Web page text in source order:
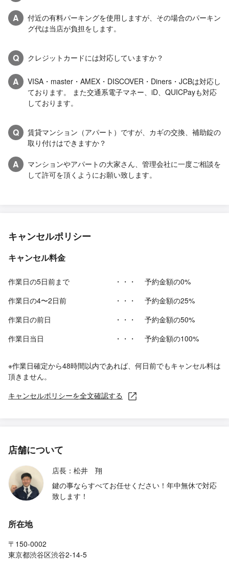
A
付近の有料パーキングを使用しますが、その場合のパーキン
グ代は当店が負担をします。
Q クレジットカードには対応していますか？
A
VISA・master・AMEX・DISCOVER・Diners・JCBは対応し
ております。 また交通系電子マネー、iD、QUICPayも対応
しております。
Q
賃貸マンション（アパート）ですが、カギの交換、補助錠の
取り付けはできますか？
A
マンションやアパートの大家さん、管理会社に一度ご相談を
して許可を頂くようにお願い致します。
キャンセルポリシー
キャンセル料金
作業日の5日前まで ・・・
予約金額の0%
作業日の4〜2日前
・・・
予約金額の25%
作業日の前日
・・・
予約金額の50%
作業日当日
・・・ 予約金額の100%
※作業日確定から48時間以内であれば、何日前でもキャンセル料は
頂きません。
キャンセルポリシーを全文確認する
店舗について
店長：松井 翔
鍵の事ならすべてお任せください！年中無休で対応
致します！
所在地
〒150-0002
東京都渋谷区渋谷2-14-5